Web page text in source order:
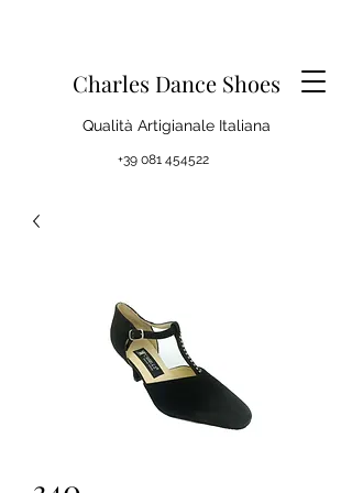
Charles Dance Shoes
Qualità Artigianale Italiana
+39 081 454522